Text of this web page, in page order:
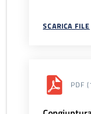
SCARICA FILE
PDF